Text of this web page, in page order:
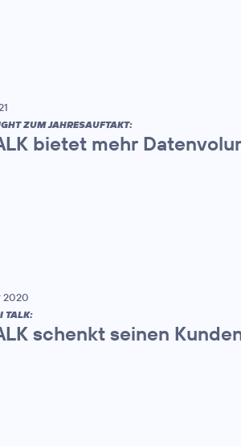
ZUM JAHRESAUFTAKT:
bietet mehr
2020
TALK:
schenkt seinen